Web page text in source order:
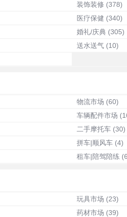
装饰装修 (378)
医疗保健 (340)
婚礼/庆典 (305)
送水送气 (10)
物流市场 (60)
车辆配件市场
二手摩托车 (30)
拼车|顺风车 (4)
租车|陪驾陪练
玩具市场 (23)
药材市场 (39)